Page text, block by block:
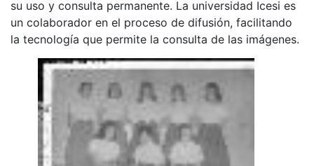
su uso y consulta permanente. La universidad Icesi es
un colaborador en el proceso de difusión, facilitando
la tecnología que permite la consulta de las imágenes.